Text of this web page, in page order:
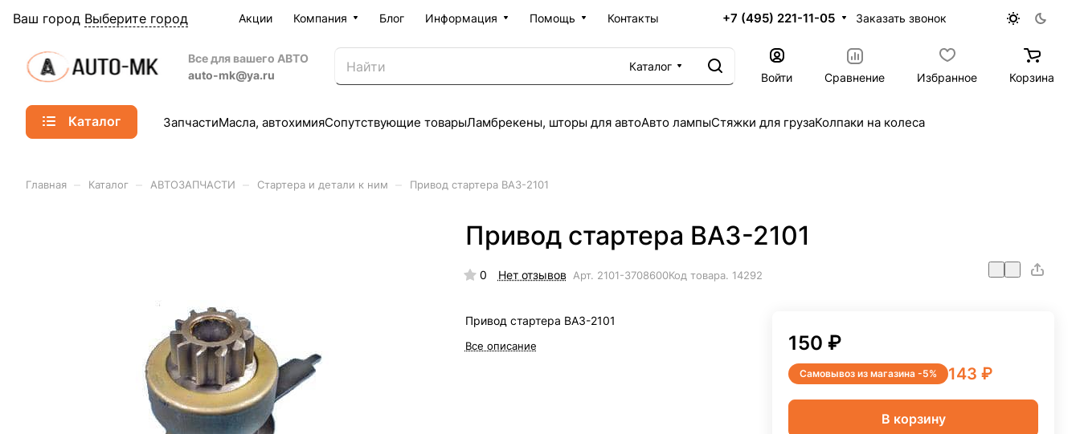
Ваш город Выберите город Акции Компания Блог Информация Помощь Контакты +7 (495) 221-11-05 Заказать звонок
Все для вашего АВТО
auto-mk@ya.ru
Каталог
Войти
Сравнение Избранное Корзина
Каталог ЗапчастиМасла, автохимияСопутствующие товарыЛамбрекены, шторы для автоАвто лампыСтяжки для грузаКолпаки на колеса
Главная Каталог АВТОЗАПЧАСТИ Стартера и детали к ним Привод стартера ВАЗ-2101
Привод стартера ВАЗ-2101
0 Нет отзывов Арт. 2101-3708600Код товара. 14292
Привод стартера ВАЗ-2101
Все описание 150 ₽
Самовывоз из магазина -5% 143 ₽
В корзину